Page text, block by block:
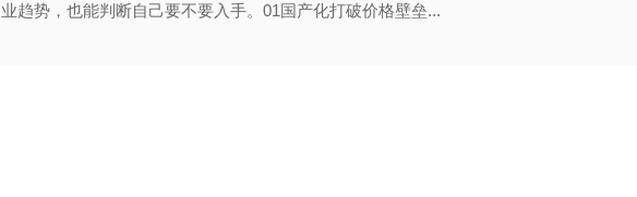
业趋势，也能判断自己要不要入手。01国产化打破价格壁垒...